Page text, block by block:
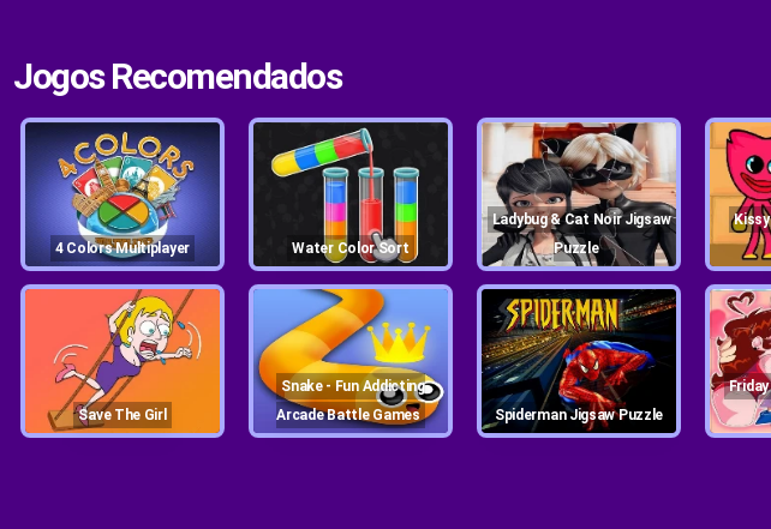
Jogos Recomendados
4 Colors Multiplayer Water Color Sort
Ladybug & Cat Noir Jigsaw
Puzzle
Kissy Missy And Huggy
Save The Girl
Snake - Fun Addicting
Arcade Battle Games
Spiderman Jigsaw Puzzle
Friday Night Funkin Slide